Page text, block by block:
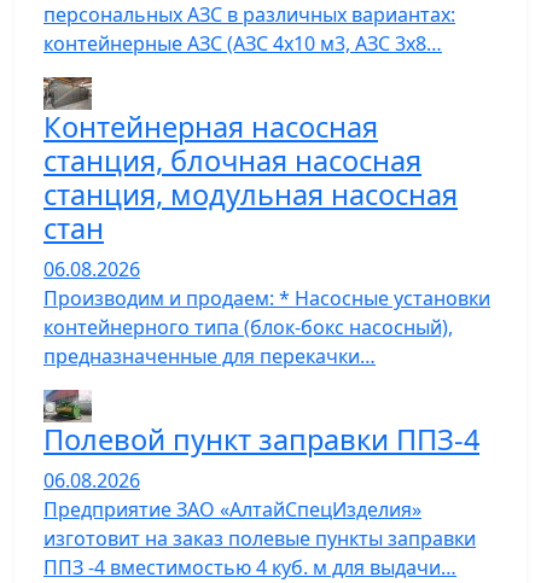
персональных АЗС в различных вариантах:
контейнерные АЗС (АЗС 4х10 м3, АЗС 3х8…
Контейнерная насосная
станция, блочная насосная
станция, модульная насосная
стан
06.08.2026
Производим и продаем: * Насосные установки
контейнерного типа (блок-бокс насосный),
предназначенные для перекачки…
Полевой пункт заправки ППЗ-4
06.08.2026
Предприятие ЗАО «АлтайСпецИзделия»
изготовит на заказ полевые пункты заправки
ППЗ -4 вместимостью 4 куб. м для выдачи…